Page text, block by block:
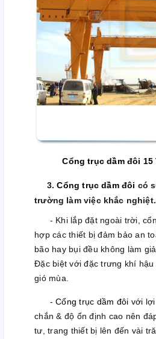
Cổng trục dầm đôi
3.Cổng trục dầm đôi có
trường làm việc khắc nghiệt.
- Khi lắp đặt ngoài trời,
hợp các thiết bị đảm bảo an
bão hay bụi đều không làm
Đặc biệt với đặc trưng khí
gió mùa.
- Cổng trục dầm đôi với
chắn & độ ổn định cao nên
tư, trang thiết bị lên đến vài